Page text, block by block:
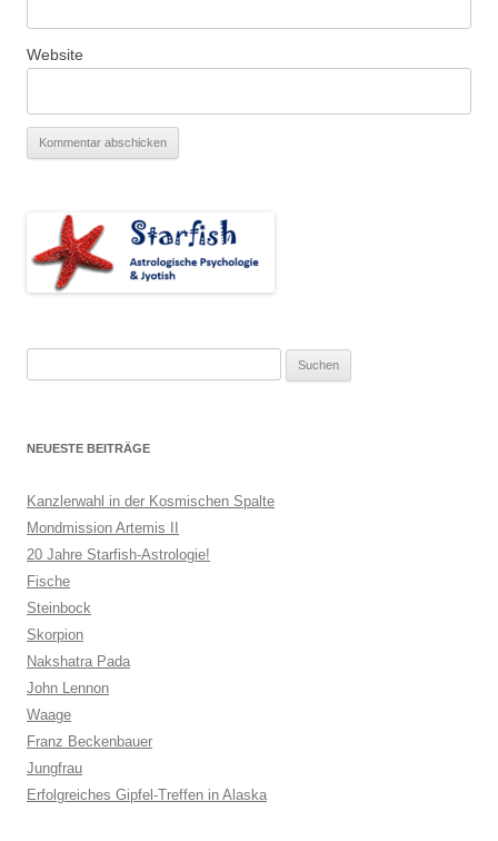
Website
nach:
NEUESTE BEITRÄGE
Kanzlerwahl in der Kosmischen Spalte
Mondmission Artemis II
20 Jahre Starfish-Astrologie!
Fische
Steinbock
Skorpion
Nakshatra Pada
John Lennon
Waage
Franz Beckenbauer
Jungfrau
Erfolgreiches Gipfel-Treffen in Alaska